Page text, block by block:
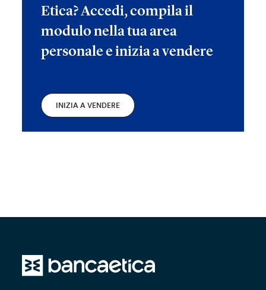
Etica? Accedi, compila il
modulo nella tua area
personale e inizia a vendere
INIZIA A VENDERE